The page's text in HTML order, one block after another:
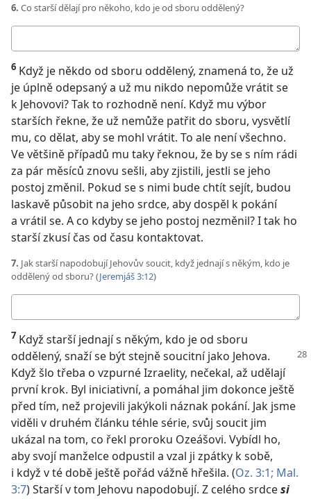
6. Co starší dělají pro někoho, kdo je od sboru oddělený?
odpověď
6 Když je někdo od sboru oddělený, znamená to, že už
je úplně odepsaný a už mu nikdo nepomůže vrátit se
k Jehovovi? Tak to rozhodně není. Když mu výbor
starších řekne, že už nemůže patřit do sboru, vysvětlí
mu, co dělat, aby se mohl vrátit. To ale není všechno.
Ve většině případů mu taky řeknou, že by se s ním rádi
za pár měsíců znovu sešli, aby zjistili, jestli se jeho
postoj změnil. Pokud se s nimi bude chtít sejít, budou
laskavě působit na jeho srdce, aby dospěl k pokání
a vrátil se. A co kdyby se jeho postoj nezměnil? I tak ho
starší zkusí čas od času kontaktovat.
7. Jak starší napodobují Jehovův soucit, když jednají s někým, kdo je
oddělený od sboru? (Jeremjáš 3:12)
odpověď
7 Když starší jednají s někým, kdo je od sboru
oddělený, snaží se být stejněsoucitní jako Jehova.
Když šlo třeba o vzpurné Izraelity, nečekal, až udělají
první krok. Byl iniciativní, a pomáhal jim dokonce ještě
před tím, než projevili jakýkoli náznak pokání. Jak jsme
viděli v druhém článku téhle série, svůj soucit jim
ukázal na tom, co řekl proroku Ozeášovi. Vybídl ho,
aby svojí manželce odpustil a vzal ji zpátky k sobě,
i když v té době ještě pořád vážně hřešila. (Oz. 3:1; Mal.
3:7) Starší v tom Jehovu napodobují. Z celého srdcesi